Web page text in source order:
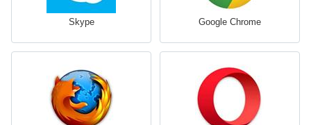
Skype Google Chrome